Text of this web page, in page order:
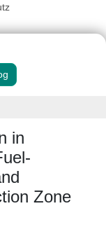
in
Zone